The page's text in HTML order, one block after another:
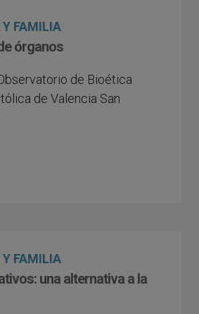
FAMILIA
órganos
de Bioética
de Valencia San
FAMILIA
una alternativa a la